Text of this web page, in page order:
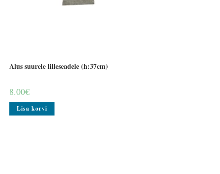
Alus suurele lilleseadele (h:37cm)
8.00€
Lisa korvi